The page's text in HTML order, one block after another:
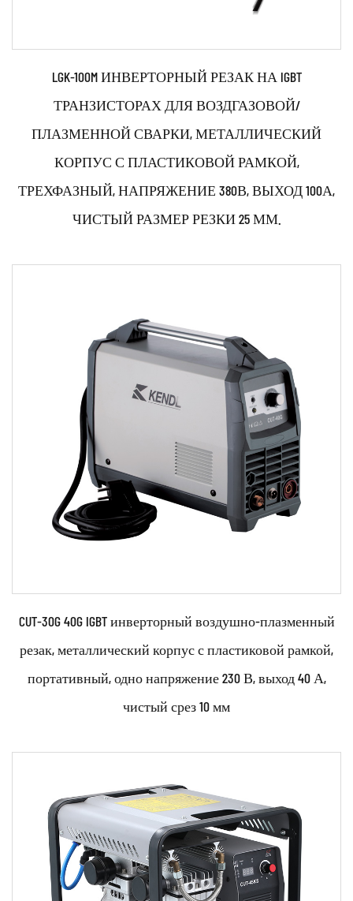
●Продукция отно...
ЧИТАТЬ ДАЛЕЕ
LGK-100M ИНВЕРТОРНЫЙ РЕЗАК НА IGBT
ТРАНЗИСТОРАХ ДЛЯ ВОЗДГАЗОВОЙ/
ПЛАЗМЕННОЙ СВАРКИ, МЕТАЛЛИЧЕСКИЙ
КОРПУС С ПЛАСТИКОВОЙ РАМКОЙ,
ТРЕХФАЗНЫЙ, НАПРЯЖЕНИЕ 380В, ВЫХОД 100А,
ЧИСТЫЙ РАЗМЕР РЕЗКИ 25 ММ.
Параметры:
•Используйте передовые технологии, такие как
инвертор IGBT, импульсный источник питания,
технолог...
ЧИТАТЬ ДАЛЕЕ
CUT-30G 40G IGBT инверторный воздушно-плазменный
резак, металлический корпус с пластиковой рамкой,
портативный, одно напряжение 230 В, выход 40 А,
чистый срез 10 мм